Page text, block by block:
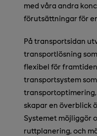
med våra andra
förutsättningar för
På transportsidan
transportlösning
flexibel för
transportsystem
skapar en överblick
Systemet möjliggör
ruttplanering, och